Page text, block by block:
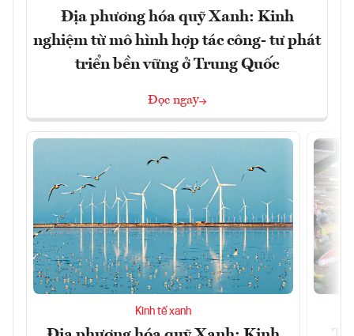
Địa phương hóa quỹ Xanh: Kinh
nghiệm từ mô hình hợp tác công- tư phát
triển bền vững ở Trung Quốc
Đọc ngay
Kinh tế xanh